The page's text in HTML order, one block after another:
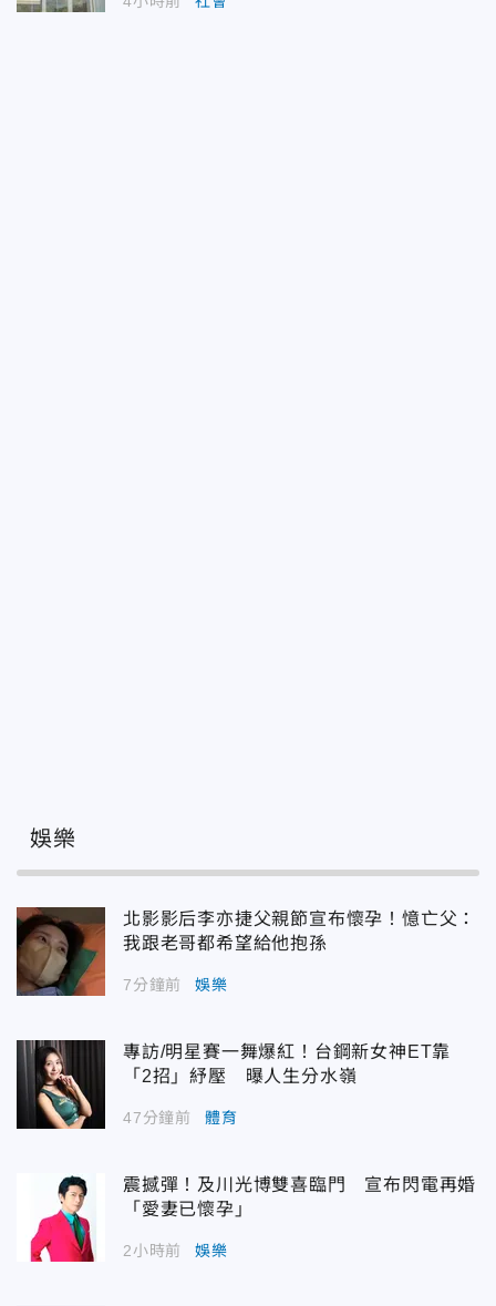
娛樂
北影影后李亦捷父親節宣布懷孕！憶亡父：
我跟老哥都希望給他抱孫
7分鐘前 娛樂
專訪/明星賽一舞爆紅！台鋼新女神ET靠
「2招」紓壓 曝人生分水嶺
47分鐘前 體育
震撼彈！及川光博雙喜臨門 宣布閃電再婚
「愛妻已懷孕」
2小時前 娛樂